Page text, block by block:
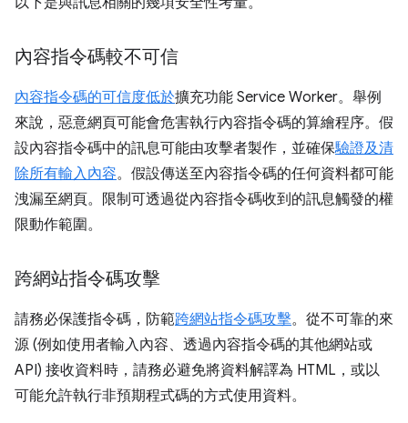
內容指令碼較不可信
內容指令碼的可信度低於擴充功能 Service Worker。舉例
來說，惡意網頁可能會危害執行內容指令碼的算繪程序。假
設內容指令碼中的訊息可能由攻擊者製作，並確保驗證及清
除所有輸入內容。假設傳送至內容指令碼的任何資料都可能
洩漏至網頁。限制可透過從內容指令碼收到的訊息觸發的權
限動作範圍。
跨網站指令碼攻擊
請務必保護指令碼，防範跨網站指令碼攻擊。從不可靠的來
源 (例如使用者輸入內容、透過內容指令碼的其他網站或
API) 接收資料時，請務必避免將資料解譯為 HTML，或以
可能允許執行非預期程式碼的方式使用資料。